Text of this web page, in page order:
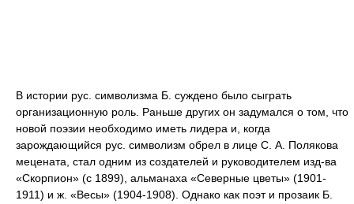
В истории рус. символизма Б. суждено было сыграть
организационную роль. Раньше других он задумался о том, что
новой поэзии необходимо иметь лидера и, когда
зарождающийся рус. символизм обрел в лице С. А. Полякова
мецената, стал одним из создателей и руководителем изд-ва
«Скорпион» (с 1899), альманаха «Северные цветы» (1901-
1911) и ж. «Весы» (1904-1908). Однако как поэт и прозаик Б.